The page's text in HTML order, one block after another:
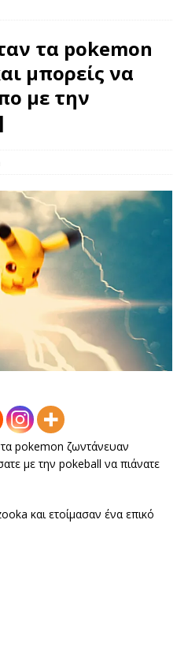
τα pokemon
μπορείς να
με την
τα pokemon ζωντάνευαν
με την pokeball να πιάνατε
και ετοίμασαν ένα επικό